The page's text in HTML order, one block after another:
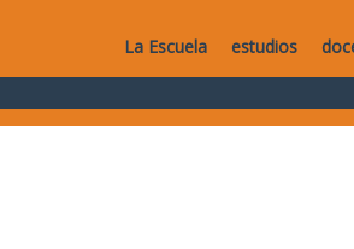
La Escuela estudios